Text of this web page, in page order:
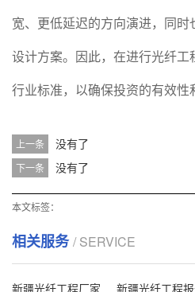
宽、更低延迟的方向演进，同
设计方案。因此，在进行光纤
行业标准，以确保投资的有效性
上一条 没有了
下一条 没有了
本文标签：
相关服务/ SERVICE
新疆光纤工程厂家 新疆光纤工程